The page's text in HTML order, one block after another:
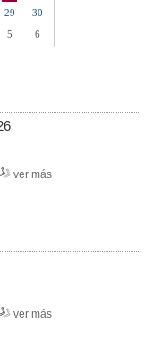
29
30
5 6
ver más
ver más